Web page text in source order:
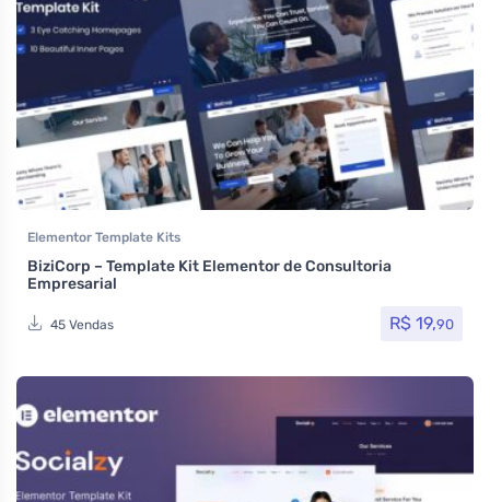
Elementor Template Kits
BiziCorp – Template Kit Elementor de Consultoria
Empresarial
45 Vendas R$ 19,90